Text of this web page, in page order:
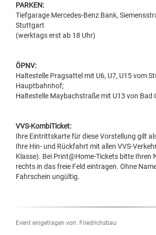
PARKEN:
Tiefgarage Mercedes-Benz Bank,
Stuttgart
(werktags erst ab 18 Uhr)
ÖPNV:
Haltestelle Pragsattel mit U6, U7, U15 vom
Hauptbahnhof;
Haltestelle Maybachstraße mit U13 von Bad
VVS-KombiTicket:
Ihre Eintrittskarte für diese Vorstellung gilt
Ihre Hin- und Rückfahrt mit allen VVS-
Klasse). Bei Print@Home-Tickets bitte Ihren
rechts in das freie Feld eintragen. Ohne
Fahrschein ungültig.
Event eingetragen von: Friedrichsbau